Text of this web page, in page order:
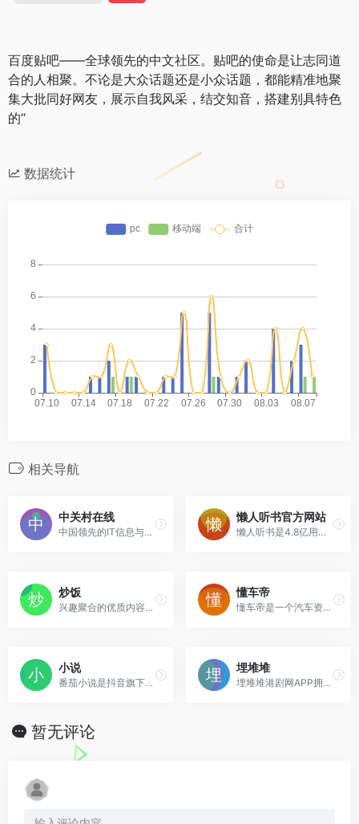
百度贴吧——全球领先的中文社区。贴吧的使命是让志同道
合的人相聚。不论是大众话题还是小众话题，都能精准地聚
集大批同好网友，展示自我风采，结交知音，搭建别具特色
的“
数据统计
相关导航
中关村在线
中国领先的IT信息与商务门户, 包括新闻, 商城, 硬件, 下载, 游戏, 手机, 评测等40个大型频道，每天发布大量各类产品促销信息及文章专题，是IT行业的厂
懒人听书官方网站
懒人听书是4.8亿用户选择的综合性有声阅读交流平台。热门IP入驻，知名主播云集，原创小说、经典文学、海量精品栏目共筑有声阅读生态圈，解放双眼，畅听世界
炒饭
兴趣聚合的优质内容社区，每个兴趣都值得被尊重，在这里，一起讨论问题、分享趣事、了解最新时事，世界-尽在眼下
懂车帝
懂车帝是一个汽车资讯平台，懂车更懂你。懂车帝资讯平台会聪明地分析你的兴趣爱好，自动为你推荐喜欢的汽车内容，提供最新汽车报价，汽车图片，汽车价格大全，汽车新闻、行
小说
番茄小说是抖音旗下免费阅读产品，拥有海量正版小说资源，支持听书畅读，提供书荒广场、优质书圈社区，推广优秀原创网络小说文学，全方位满足读者需求。番茄小说网提供玄幻
埋堆堆
埋堆堆港剧网APP拥有海量全网正版独播的TVB云播剧集、最新粤语直播频道及TVB粉丝汇聚的埋堆社区，粤语电视剧、电影在线观看视频，丰富的港剧排行榜、经典港剧推荐
暂无评论